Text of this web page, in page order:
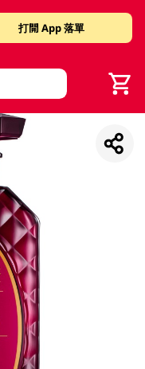
打開 App 落單